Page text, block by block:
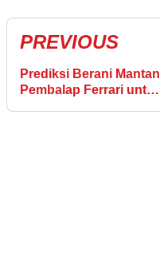
PREVIOUS
Prediksi Berani Mantan
Pembalap Ferrari untuk